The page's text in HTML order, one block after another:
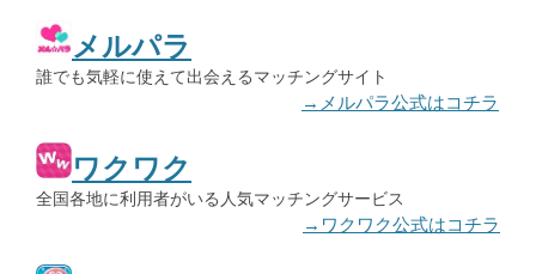
メルパラ
誰でも気軽に使えて出会えるマッチングサイト
→メルパラ公式はコチラ
ワクワク
全国各地に利用者がいる人気マッチングサービス
→ワクワク公式はコチラ